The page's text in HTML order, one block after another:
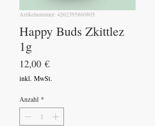
Artikelnummer: 4262395860805
Happy Buds Zkittlez
1g
12,00 €Preis
inkl. MwSt.
Anzahl *